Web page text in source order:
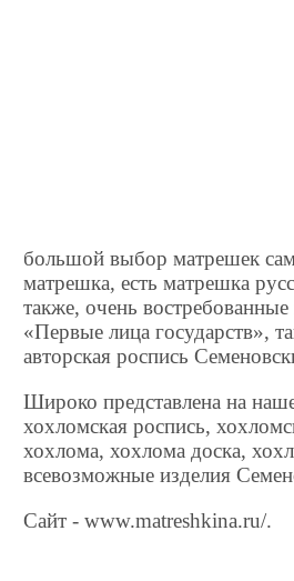
большой выбор матрешек
матрешка, есть матрешка
также, очень
«Первые лица государств»,
авторская роспись
Широко представлена на
хохломская роспись,
хохлома, хохлома доска,
всевозможные изделия
Сайт - www.matreshkina.ru/.